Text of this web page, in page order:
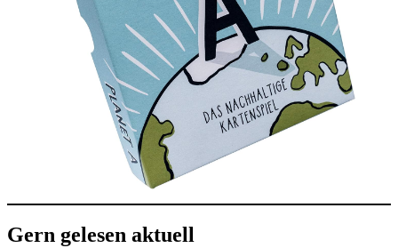
Gern gelesen aktuell